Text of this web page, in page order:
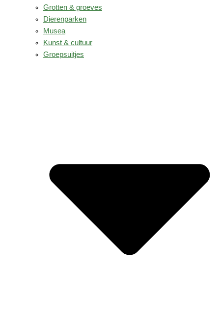
Grotten & groeves
Dierenparken
Musea
Kunst & cultuur
Groepsuitjes